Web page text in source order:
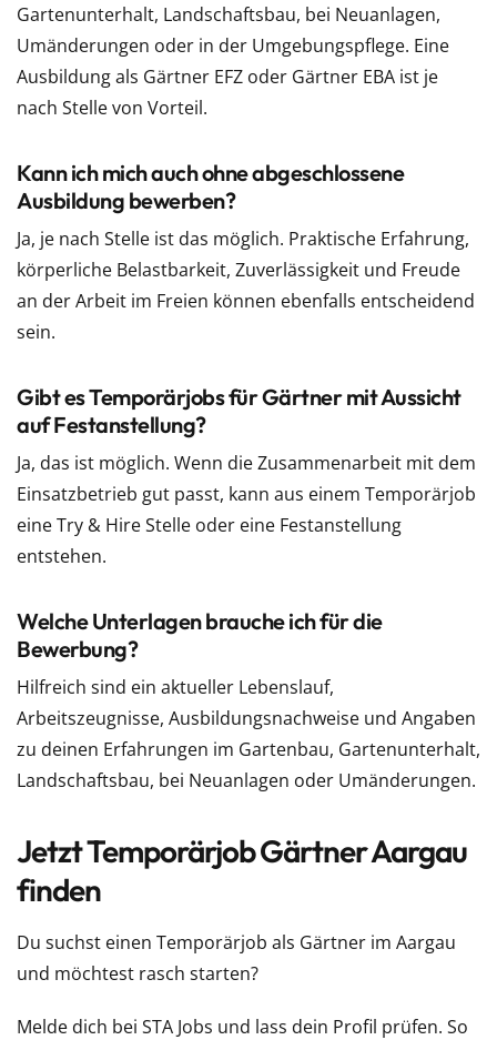
Gartenunterhalt, Landschaftsbau, bei Neuanlagen,
Umänderungen oder in der Umgebungspflege. Eine
Ausbildung als Gärtner EFZ oder Gärtner EBA ist je
nach Stelle von Vorteil.
Kann ich mich auch ohne abgeschlossene
Ausbildung bewerben?
Ja, je nach Stelle ist das möglich. Praktische Erfahrung,
körperliche Belastbarkeit, Zuverlässigkeit und Freude
an der Arbeit im Freien können ebenfalls entscheidend
sein.
Gibt es Temporärjobs für Gärtner mit Aussicht
auf Festanstellung?
Ja, das ist möglich. Wenn die Zusammenarbeit mit dem
Einsatzbetrieb gut passt, kann aus einem Temporärjob
eine Try & Hire Stelle oder eine Festanstellung
entstehen.
Welche Unterlagen brauche ich für die
Bewerbung?
Hilfreich sind ein aktueller Lebenslauf,
Arbeitszeugnisse, Ausbildungsnachweise und Angaben
zu deinen Erfahrungen im Gartenbau, Gartenunterhalt,
Landschaftsbau, bei Neuanlagen oder Umänderungen.
Jetzt Temporärjob Gärtner Aargau
finden
Du suchst einen Temporärjob als Gärtner im Aargau
und möchtest rasch starten?
Melde dich bei STA Jobs und lass dein Profil prüfen. So